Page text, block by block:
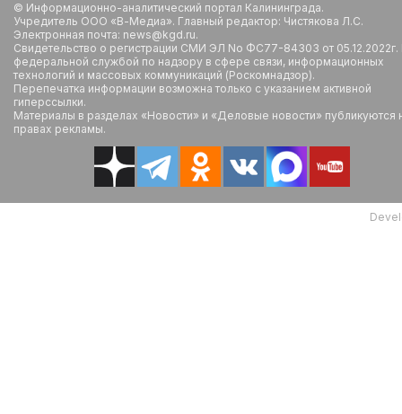
© Информационно-аналитический портал Калининграда.
Учредитель ООО «В-Медиа». Главный редактор: Чистякова Л.С.
Электронная почта: news@kgd.ru.
Свидетельство о регистрации СМИ ЭЛ No ФС77-84303 от
федеральной службой по надзору в сфере связи, информационных
технологий и массовых коммуникаций (Роскомнадзор).
Перепечатка информации возможна только с указанием активной
гиперссылки.
Материалы в разделах «Новости» и «Деловые новости» публикуются
правах рекламы.